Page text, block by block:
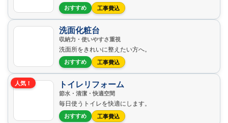
おすすめ 工事費込
洗面化粧台
収納力・使いやすさ重視
洗面所をきれいに整えたい方へ。
おすすめ 工事費込
人気！ トイレリフォーム
節水・清潔・快適空間
毎日使うトイレを快適にします。
おすすめ 工事費込